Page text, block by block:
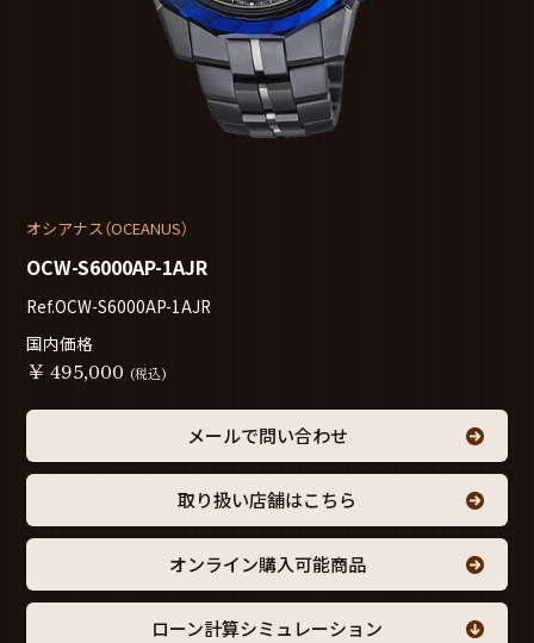
オシアナス（OCEANUS）
OCW-S6000AP-1AJR
Ref.OCW-S6000AP-1AJR
国内価格
￥ 495,000 (税込)
メールで問い合わせ
取り扱い店舗はこちら
オンライン購入可能商品
ローン計算シミュレーション